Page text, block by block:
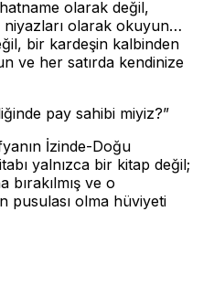
olarak değil,
niyazları olarak okuyun…
bir kardeşin kalbinden
ve her satırda kendinize
pay sahibi miyiz?”
İzinde-Doğu
yalnızca bir kitap değil;
ve o
pusulası olma hüviyeti